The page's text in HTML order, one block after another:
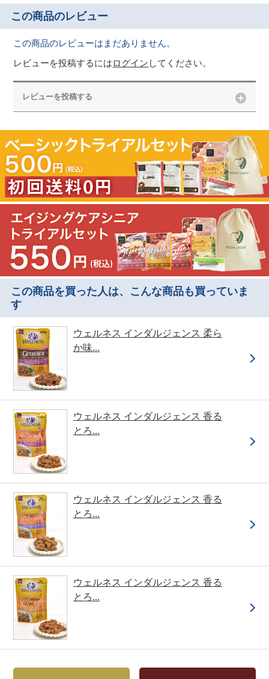
この商品のレビュー
この商品のレビューはまだありません。
レビューを投稿するにはログイン してください。
レビューを投稿する
この商品を買った人は、こんな商品も買っていま
す
ウェルネス インダルジェンス 柔ら
か味...
ウェルネス インダルジェンス 香る
とろ...
ウェルネス インダルジェンス 香る
とろ...
ウェルネス インダルジェンス 香る
とろ...